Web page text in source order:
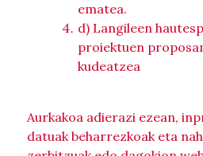
ematea.
d) Langileen
proiektuen
kudeatzea
Aurkakoa adierazi ezean,
datuak beharrezkoak eta